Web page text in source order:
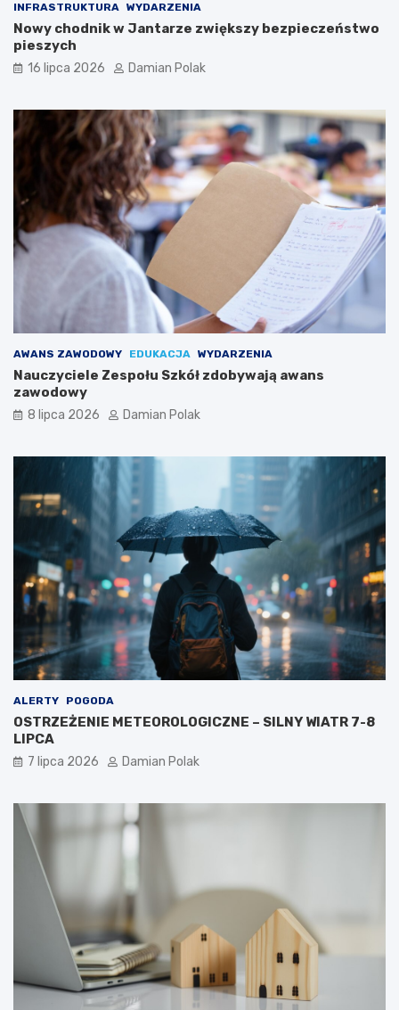
INFRASTRUKTURA WYDARZENIA
Nowy chodnik w Jantarze zwiększy bezpieczeństwo
pieszych
16 lipca 2026 Damian Polak
AWANS ZAWODOWY EDUKACJA WYDARZENIA
Nauczyciele Zespołu Szkół zdobywają awans
zawodowy
8 lipca 2026 Damian Polak
ALERTY POGODA
OSTRZEŻENIE METEOROLOGICZNE – SILNY WIATR 7-8
LIPCA
7 lipca 2026 Damian Polak